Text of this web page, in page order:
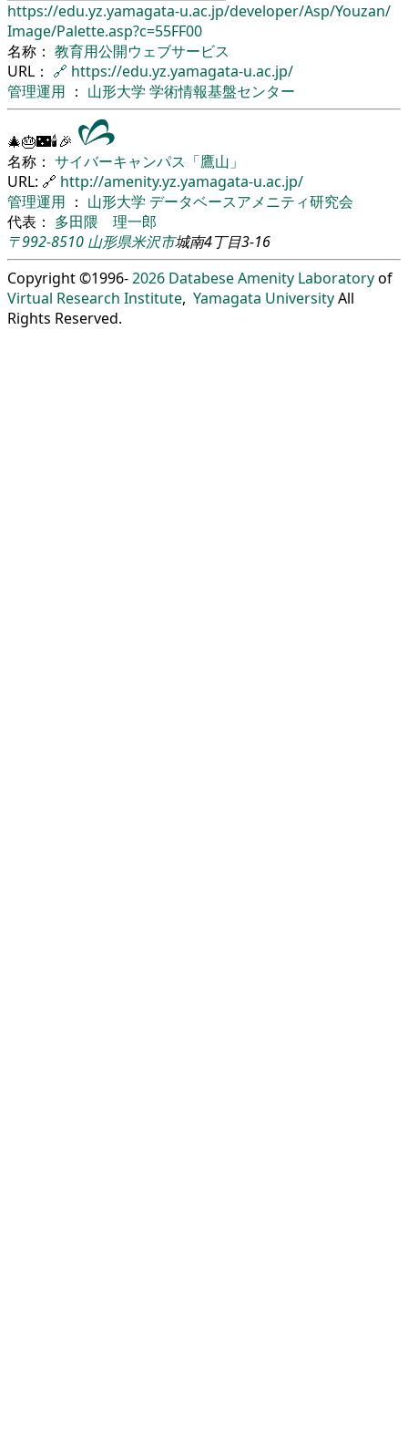
https://edu.yz.yamagata-u.ac.jp/developer/Asp/Youzan/
Image/Palette.asp?c=55FF00
名称： 教育用公開ウェブサービス
URL： 🔗 https://edu.yz.yamagata-u.ac.jp/
管理運用 ： 山形大学 学術情報基盤センター
🎄🎂🌃🕯🎉
名称： サイバーキャンパス「鷹山」
URL: 🔗 http://amenity.yz.yamagata-u.ac.jp/
管理運用 ： 山形大学 データベースアメニティ研究会
代表： 多田隈 理一郎
〒992-8510 山形県米沢市城南4丁目3-16
Copyright ©1996-2026 Databese Amenity Laboratoryof
Virtual Research Institute, Yamagata UniversityAll
Rights Reserved.